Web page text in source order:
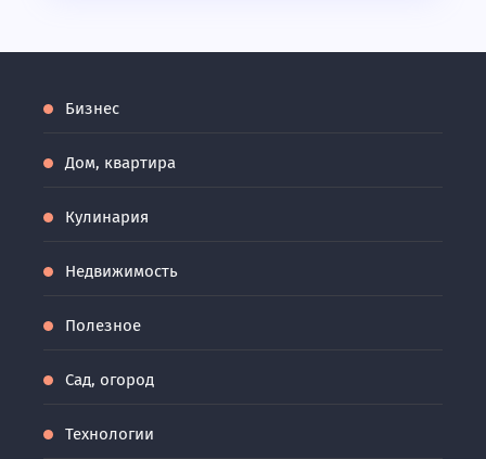
Бизнес
Дом, квартира
Кулинария
Недвижимость
Полезное
Сад, огород
Технологии